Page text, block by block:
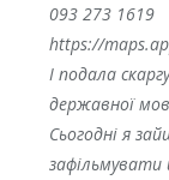
093 273 1619
https://
І подала
державної
Сьогодні я